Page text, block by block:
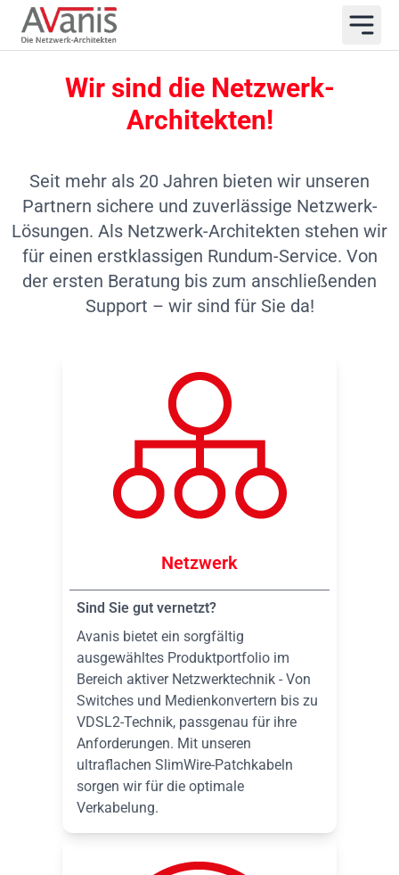
Wir sind die Netzwerk-
Architekten!
Seit mehr als 20 Jahren bieten wir unseren
Partnern sichere und zuverlässige Netzwerk-
Lösungen. Als Netzwerk-Architekten stehen wir
für einen erstklassigen Rundum-Service. Von
der ersten Beratung bis zum anschließenden
Support – wir sind für Sie da!
Netzwerk
Sind Sie gut vernetzt?
Avanis bietet ein sorgfältig
ausgewähltes Produktportfolio im
Bereich aktiver Netzwerktechnik - Von
Switches und Medienkonvertern bis zu
VDSL2-Technik, passgenau für ihre
Anforderungen. Mit unseren
ultraflachen SlimWire-Patchkabeln
sorgen wir für die optimale
Verkabelung.